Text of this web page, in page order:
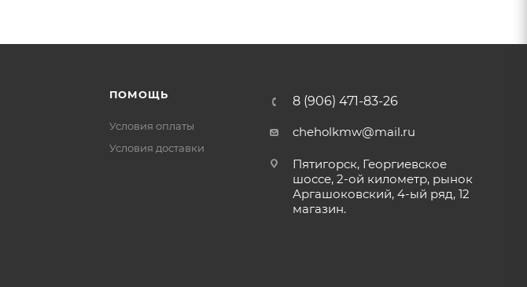
ПОМОЩЬ
Условия оплаты
Условия доставки
8 (906) 471-83-26
cheholkmw@mail.ru
Пятигорск, Георгиевское
шоссе, 2-ой километр, рынок
Аргашоковский, 4-ый ряд, 12
магазин.